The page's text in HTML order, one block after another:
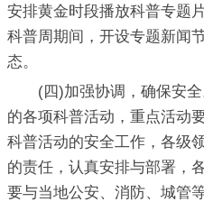
安排黄金时段播放科普专题
科普周期间，开设专题新闻
态。
(四)加强协调，确保安全
的各项科普活动，重点活动
科普活动的安全工作，各级
的责任，认真安排与部署，
要与当地公安、消防、城管